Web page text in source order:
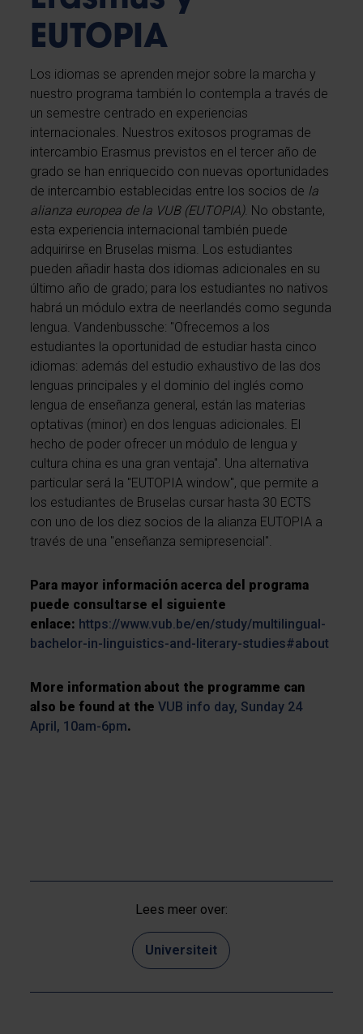
EUTOPIA
Los idiomas se aprenden mejor sobre la marcha y
nuestro programa también lo contempla a través de
un semestre centrado en experiencias
internacionales. Nuestros exitosos programas de
intercambio Erasmus previstos en el tercer año de
grado se han enriquecido con nuevas oportunidades
de intercambio establecidas entre los socios de la
alianza europea de la VUB (EUTOPIA). No obstante,
esta experiencia internacional también puede
adquirirse en Bruselas misma. Los estudiantes
pueden añadir hasta dos idiomas adicionales en su
último año de grado; para los estudiantes no nativos
habrá un módulo extra de neerlandés como segunda
lengua. Vandenbussche: "Ofrecemos a los
estudiantes la oportunidad de estudiar hasta cinco
idiomas: además del estudio exhaustivo de las dos
lenguas principales y el dominio del inglés como
lengua de enseñanza general, están las materias
optativas (minor) en dos lenguas adicionales. El
hecho de poder ofrecer un módulo de lengua y
cultura china es una gran ventaja". Una alternativa
particular será la "EUTOPIA window", que permite a
los estudiantes de Bruselas cursar hasta 30 ECTS
con uno de los diez socios de la alianza EUTOPIA a
través de una "enseñanza semipresencial".
Para mayor información acerca del programa
puede consultarse el siguiente
enlace: https://www.vub.be/en/study/multilingual-
bachelor-in-linguistics-and-literary-studies#about
More information about the programme can
also be found at theVUB info day, Sunday 24
April, 10am-6pm.
Lees meer over:
Universiteit